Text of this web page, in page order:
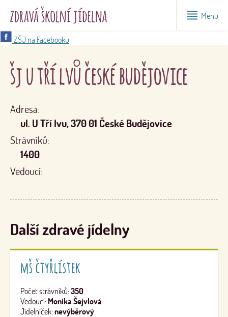
Menu
ZŠJ na Facebooku
šj u tří lvů české budějovice
Adresa:
ul. U Tří lvu, 370 01 České Budějovice
Strávníků:
1400
Vedoucí:
Další zdravé jídelny
mš čtyřlístek
Počet strávníků:350
Vedoucí: Monika Šejvlová
Jídelníček:nevýběrový